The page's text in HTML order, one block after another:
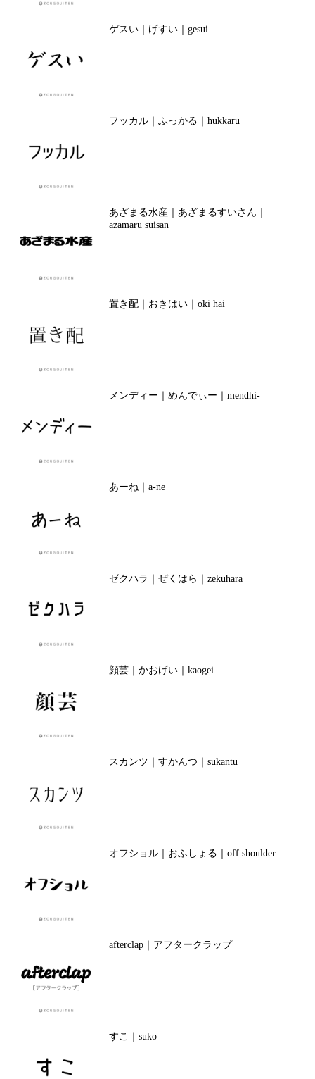
ゲスい｜げすい｜gesui
フッカル｜ふっかる｜hukkaru
あざまる水産｜あざまるすいさん｜
azamaru suisan
置き配｜おきはい｜oki hai
メンディー｜めんでぃー｜mendhi-
あーね｜a-ne
ゼクハラ｜ぜくはら｜zekuhara
顔芸｜かおげい｜kaogei
スカンツ｜すかんつ｜sukantu
オフショル｜おふしょる｜off shoulder
afterclap｜アフタークラップ
すこ｜suko